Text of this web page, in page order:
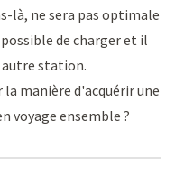
là, ne sera pas optimale
de charger et il
autre station.
manière d'acquérir une
voyage ensemble ?